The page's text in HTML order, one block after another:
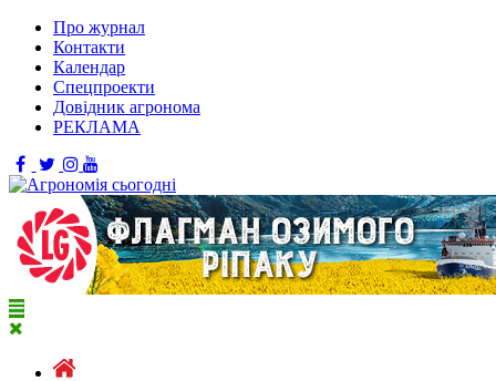
Про журнал
Контакти
Календар
Спецпроекти
Довідник агронома
РЕКЛАМА